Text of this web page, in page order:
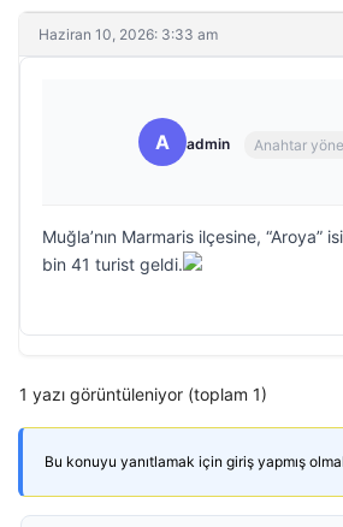
Haziran 10, 2026: 3:33 am
A admin Anahtar
Muğla’nın Marmaris ilçesine, “Aroya”
bin 41 turist geldi.
1 yazı görüntüleniyor (toplam 1)
Bu konuyu yanıtlamak için giriş yapmış